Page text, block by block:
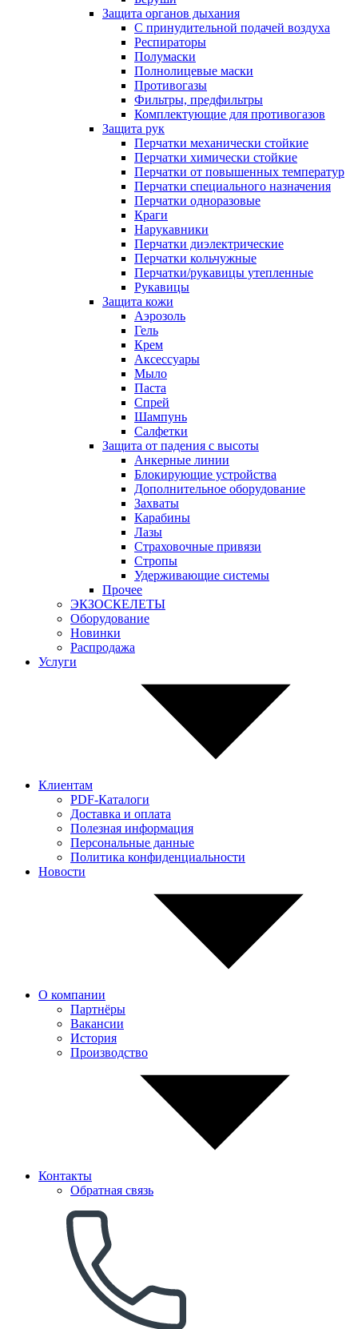
Защита органов дыхания
С принудительной подачей воздуха
Респираторы
Полумаски
Полнолицевые маски
Противогазы
Фильтры, предфильтры
Комплектующие для противогазов
Защита рук
Перчатки механически стойкие
Перчатки химически стойкие
Перчатки от повышенных температур
Перчатки специального назначения
Перчатки одноразовые
Краги
Нарукавники
Перчатки диэлектрические
Перчатки кольчужные
Перчатки/рукавицы утепленные
Рукавицы
Защита кожи
Аэрозоль
Гель
Крем
Аксессуары
Мыло
Паста
Спрей
Шампунь
Салфетки
Защита от падения с высоты
Анкерные линии
Блокирующие устройства
Дополнительное оборудование
Захваты
Карабины
Лазы
Страховочные привязи
Стропы
Удерживающие системы
Прочее
ЭКЗОСКЕЛЕТЫ
Оборудование
Новинки
Распродажа
Услуги
Клиентам
PDF-Каталоги
Доставка и оплата
Полезная информация
Персональные данные
Политика конфиденциальности
Новости
О компании
Партнёры
Вакансии
История
Производство
Контакты
Обратная связь